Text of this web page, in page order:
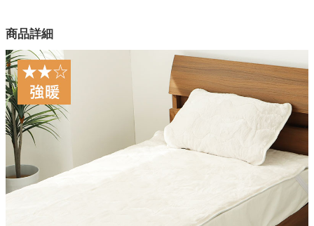
ガーデン
タワー
2色
表生地
毛羽：ポリエステル100％ 地糸：ポリエステル65％、レーヨン
35%
裏生地
ポリエステル100%
中材
商品詳細